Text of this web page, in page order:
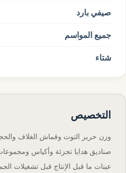
صيفي بارد
جميع المواسم
شتاء
التخصيص
وزن حرير التوت وقماش الغلاف
صناديق هدايا تجزئة وأكياس
عينات ما قبل الإنتاج قبل تشغيلات